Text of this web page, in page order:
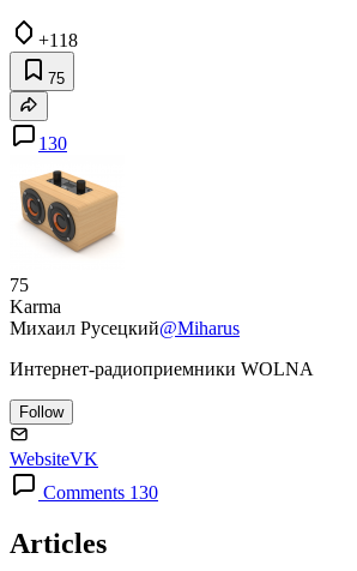
+118
75
130
75
Karma
Михаил Русецкий@Miharus
Интернет-радиоприемники WOLNA
Follow
WebsiteVK
Comments 130
Articles